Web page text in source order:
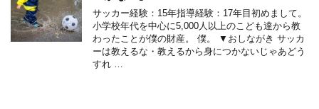
サッカー経験：15年指導経験：17年目初めまして。
小学校年代を中心に5,000人以上のこども達から教
わったことが僕の財産。 僕。 ▼おしながき サッカ
ーは教えるな・教えるから身につかないじゃあどう
すれ …